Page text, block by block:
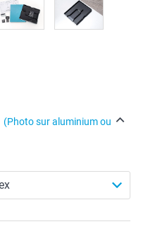
(Photo sur aluminium ou